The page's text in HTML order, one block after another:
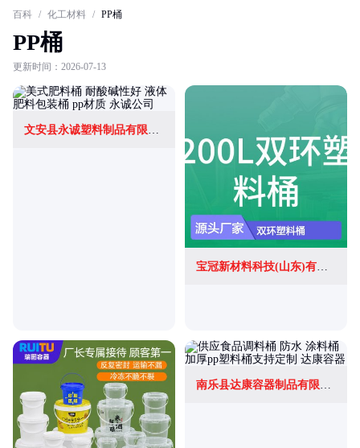
百科 / 化工材料 / PP桶
PP桶
更新时间：2026-07-13
文安县永诚塑料制品有限公司
宝冠新材料科技(山东)有限公司